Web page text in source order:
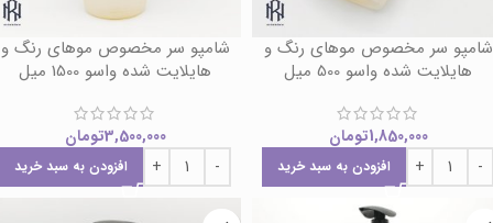
شامپو سر مخصوص موهای رنگ و
هایلایت شده واسو 500 میل
1,850,000تومان
افزودن به سبد خرید
شامپو سر مخصوص موهای رنگ و
هایلایت شده واسو 1500 میل
3,500,000تومان
افزودن به سبد خرید